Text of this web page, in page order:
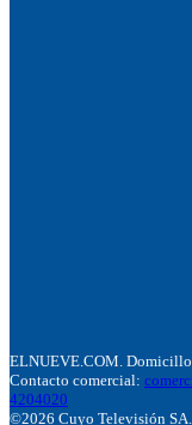
ELNUEVE.COM.
Contacto comercial:
4204020
©2026 Cuyo Televisión SA.